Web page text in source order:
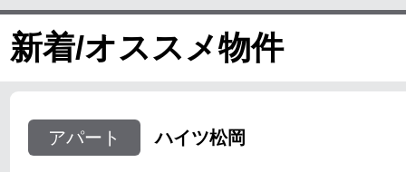
新着/オススメ物件
アパート ハイツ松岡